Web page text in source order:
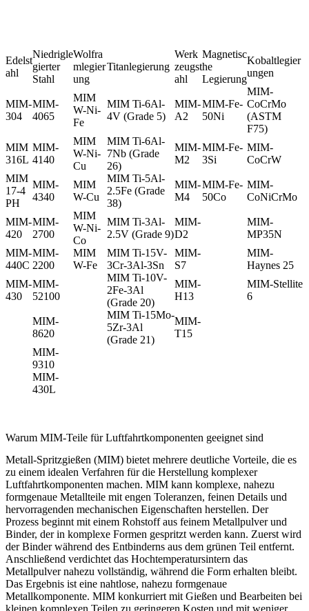
Edelst
ahl
Niedrigle
gierter
Stahl
Wolfra
mlegier
ung
Titanlegierung
Werk
zeugst
ahl
Magnetisc
he
Legierung
Kobaltlegier
ungen
MIM-
304
MIM-
4065
MIM
W-Ni-
Fe
MIM Ti-6Al-
4V (Grade 5)
MIM-
A2
MIM-Fe-
50Ni
MIM-
CoCrMo
(ASTM
F75)
MIM
316L
MIM-
4140
MIM
W-Ni-
Cu
MIM Ti-6Al-
7Nb (Grade
26)
MIM-
M2
MIM-Fe-
3Si
MIM-
CoCrW
MIM
17-4
PH
MIM-
4340
MIM
W-Cu
MIM Ti-5Al-
2.5Fe (Grade
38)
MIM-
M4
MIM-Fe-
50Co
MIM-
CoNiCrMo
MIM-
420
MIM-
2700
MIM
W-Ni-
Co
MIM Ti-3Al-
2.5V (Grade 9)
MIM-
D2
MIM-
MP35N
MIM-
440C
MIM-
2200
MIM
W-Fe
MIM Ti-15V-
3Cr-3Al-3Sn
MIM-
S7
MIM-
Haynes 25
MIM-
430
MIM-
52100
MIM Ti-10V-
2Fe-3Al
(Grade 20)
MIM-
H13
MIM-Stellite
6
MIM-
8620
MIM Ti-15Mo-
5Zr-3Al
(Grade 21)
MIM-
T15
MIM-
9310
MIM-
430L
Warum MIM-Teile für Luftfahrtkomponenten geeignet sind
Metall-Spritzgießen (MIM) bietet mehrere deutliche Vorteile, die es
zu einem idealen Verfahren für die Herstellung komplexer
Luftfahrtkomponenten machen. MIM kann komplexe, nahezu
formgenaue Metallteile mit engen Toleranzen, feinen Details und
hervorragenden mechanischen Eigenschaften herstellen. Der
Prozess beginnt mit einem Rohstoff aus feinem Metallpulver und
Binder, der in komplexe Formen gespritzt werden kann. Zuerst wird
der Binder während des Entbinderns aus dem grünen Teil entfernt.
Anschließend verdichtet das Hochtemperatursintern das
Metallpulver nahezu vollständig, während die Form erhalten bleibt.
Das Ergebnis ist eine nahtlose, nahezu formgenaue
Metallkomponente. MIM konkurriert mit Gießen und Bearbeiten bei